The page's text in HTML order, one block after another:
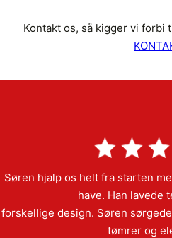
Kontakt os, så kigger vi
Søren hjalp os helt fra starten
have. Han lavede
forskellige design. Søren
tømrer og